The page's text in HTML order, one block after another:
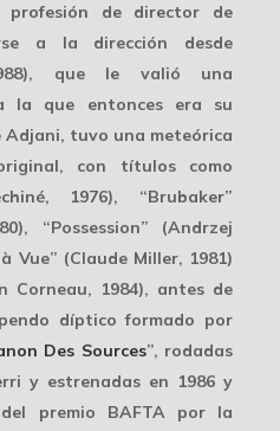
profesión de director de
a la dirección desde
que le valió una
la que entonces era su
Adjani, tuvo una meteórica
con títulos como
1976), “Brubaker”
“Possession” (Andrzej
Vue” (Claude Miller, 1981)
Corneau, 1984), antes de
díptico formado por
Des Sources”, rodadas
y estrenadas en 1986 y
premio BAFTA por la